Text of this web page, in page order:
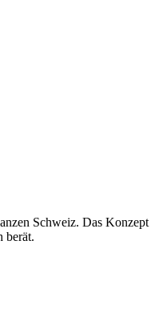
Schweiz. Das
berät.